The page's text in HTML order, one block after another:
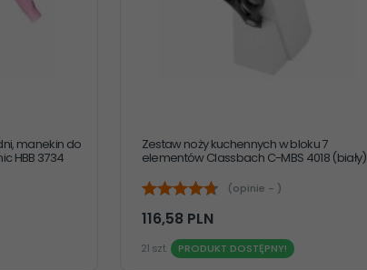
manekin do
HBB 3734
Zestaw noży kuchennych w bloku 7
elementów Classbach C-MBS 4018 (biały)
(opinie - )
116,58 PLN
PRODUKT DOSTĘPNY!
21 szt.